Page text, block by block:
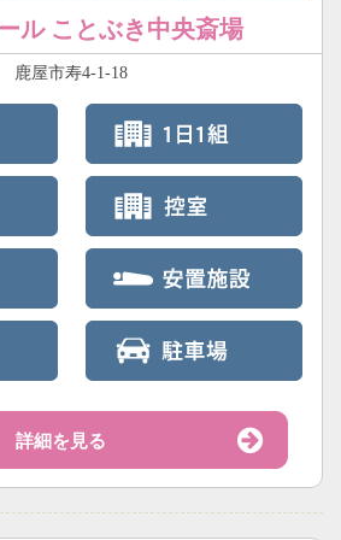
ル ことぶき中央斎場
鹿屋市寿4-1-18
詳細を見る